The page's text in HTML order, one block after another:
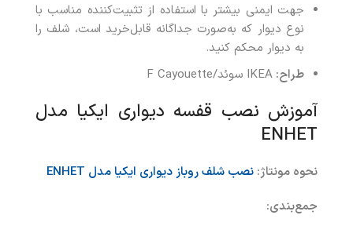
جهت ایمنی بیشتر با استفاده از تثبیت‌کننده مناسب با
نوع دیوار که به‌صورت جداگانه قابل‌خرید است، شلف را
به دیوار محکم کنید.
طراح: IKEA سوئد/F Cayouette
آموزش نصب قفسه دیواری ایکیا مدل
ENHET
نحوه مونتاژ: نصب شلف روباز دیواری ایکیا مدل ENHET
جمع‌بندی: